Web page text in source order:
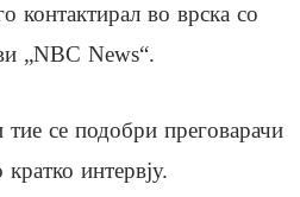
контактирал во врска со
„NBC News“.
тие се подобри преговарачи
интервју.